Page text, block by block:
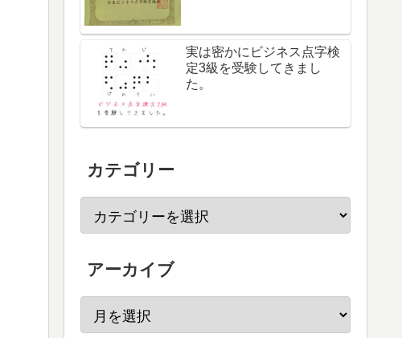
実は密かにビジネス点字検
定3級を受験してきまし
た。
カテゴリー
アーカイブ